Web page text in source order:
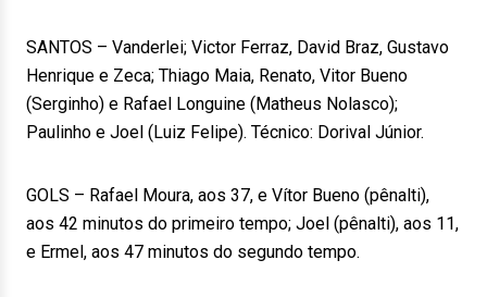
SANTOS – Vanderlei; Victor Ferraz, David Braz, Gustavo
Henrique e Zeca; Thiago Maia, Renato, Vitor Bueno
(Serginho) e Rafael Longuine (Matheus Nolasco);
Paulinho e Joel (Luiz Felipe). Técnico: Dorival Júnior.
GOLS – Rafael Moura, aos 37, e Vítor Bueno (pênalti),
aos 42 minutos do primeiro tempo; Joel (pênalti), aos 11,
e Ermel, aos 47 minutos do segundo tempo.